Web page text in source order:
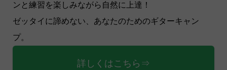
ンと練習を楽しみながら自然に上達！
ゼッタイに諦めない、あなたのためのギターキャン
プ。
詳しくはこちら⇒